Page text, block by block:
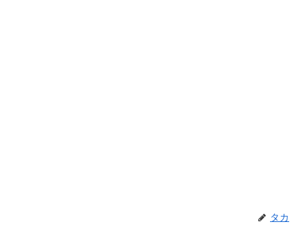
タカ